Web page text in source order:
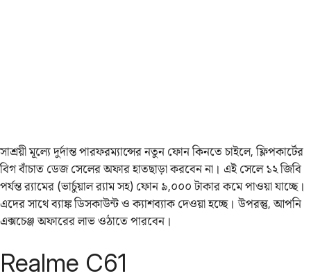
সাশ্রয়ী মূল্যে দুর্দান্ত পারফরম্যান্সের নতুন ফোন কিনতে চাইলে, ফ্লিপকার্টের
বিগ বাঁচাত ডেজ সেলের অফার হাতছাড়া করবেন না। এই সেলে ১২ জিবি
পর্যন্ত র‌্যামের (ভার্চুয়াল র‌্যাম সহ) ফোন ৯,০০০ টাকার কমে পাওয়া যাচ্ছে।
এদের সাথে ব্যাঙ্ক ডিসকাউন্ট ও ক্যাশব্যাক দেওয়া হচ্ছে। উপরন্তু, আপনি
এক্সচেঞ্জ অফারের লাভ ওঠাতে পারবেন।
Realme C61